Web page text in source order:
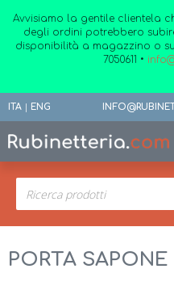
Avvisiamo la gentile clientela
degli ordini potrebbero
disponibilità a magazzino o
7050611 •
ITA | ENG
PORTA SAPONE